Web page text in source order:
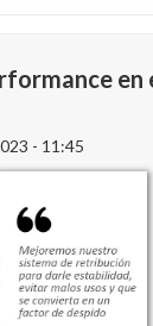
en
- 11:45